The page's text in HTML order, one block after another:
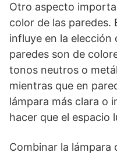
Otro aspecto
color de las paredes.
influye en la elección
paredes son de
tonos neutros o
mientras que en
lámpara más clara o
hacer que el espacio
Combinar la